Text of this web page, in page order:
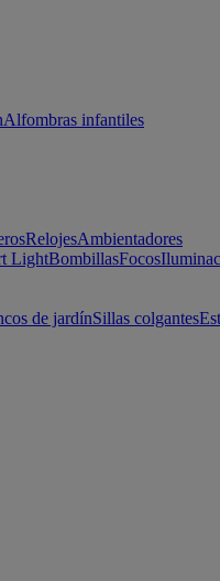
Alfombras infantiles
RelojesAmbientadores
LightBombillasFocos
de jardínSillas colgantes